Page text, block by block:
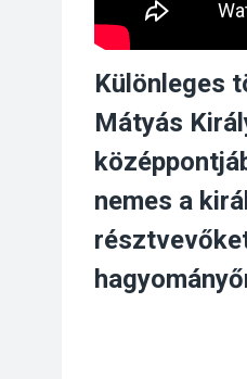
Különleges
Mátyás
nemes a